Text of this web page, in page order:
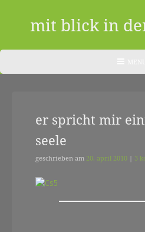
mit blick in
blog
dem
odenwald
zwischendurch
er spricht mir
seele
geschrieben am 20. april 2010 | 3